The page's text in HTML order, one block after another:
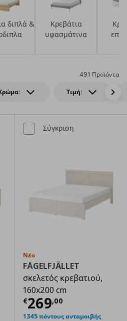
διπλά &
Κρεβάτια
υφασμάτινα
Τιμή:
491 Προϊόντα
€ 79,99
Σύγκριση
Νέο
FÅGELFJÄLLET
σκελετός κρεβατιού,
160x200 cm
€269,00
Τρέχουσα
1345 πόντους ανταμοιβής